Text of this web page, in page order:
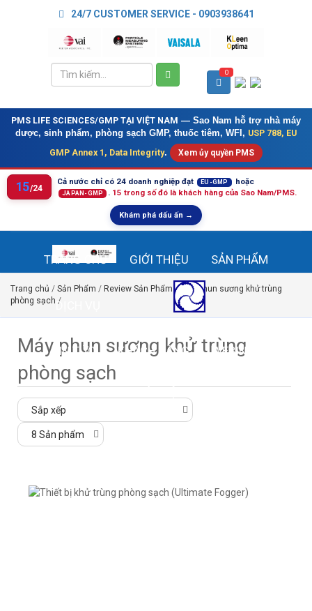
24/7 CUSTOMER SERVICE - 0903938641
0
PMS LIFE SCIENCES/GMP TẠI VIỆT NAM — Sao Nam hỗ trợ nhà máy
dược, sinh phẩm, phòng sạch GMP, thuốc tiêm, WFI, USP 788, EU
GMP Annex 1, Data Integrity. Xem ủy quyền PMS
15/24
Cả nước chỉ có 24 doanh nghiệp đạt EU-GMP hoặc
JAPAN-GMP . 15 trong số đó là khách hàng của Sao Nam/PMS.
Khám phá dấu ấn →
TRANG CHỦ GIỚI THIỆU SẢN PHẨM
DỊCH VỤ
TIN TỨC KHÁCH HÀNG WEBINAR
Trang chủ / Sản Phẩm / Review Sản Phẩm / Máy phun sương khử trùng
phòng sạch /
Máy phun sương khử trùng
phòng sạch